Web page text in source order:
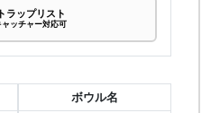
ラップリスト
ッチャー対応可
ボウル名